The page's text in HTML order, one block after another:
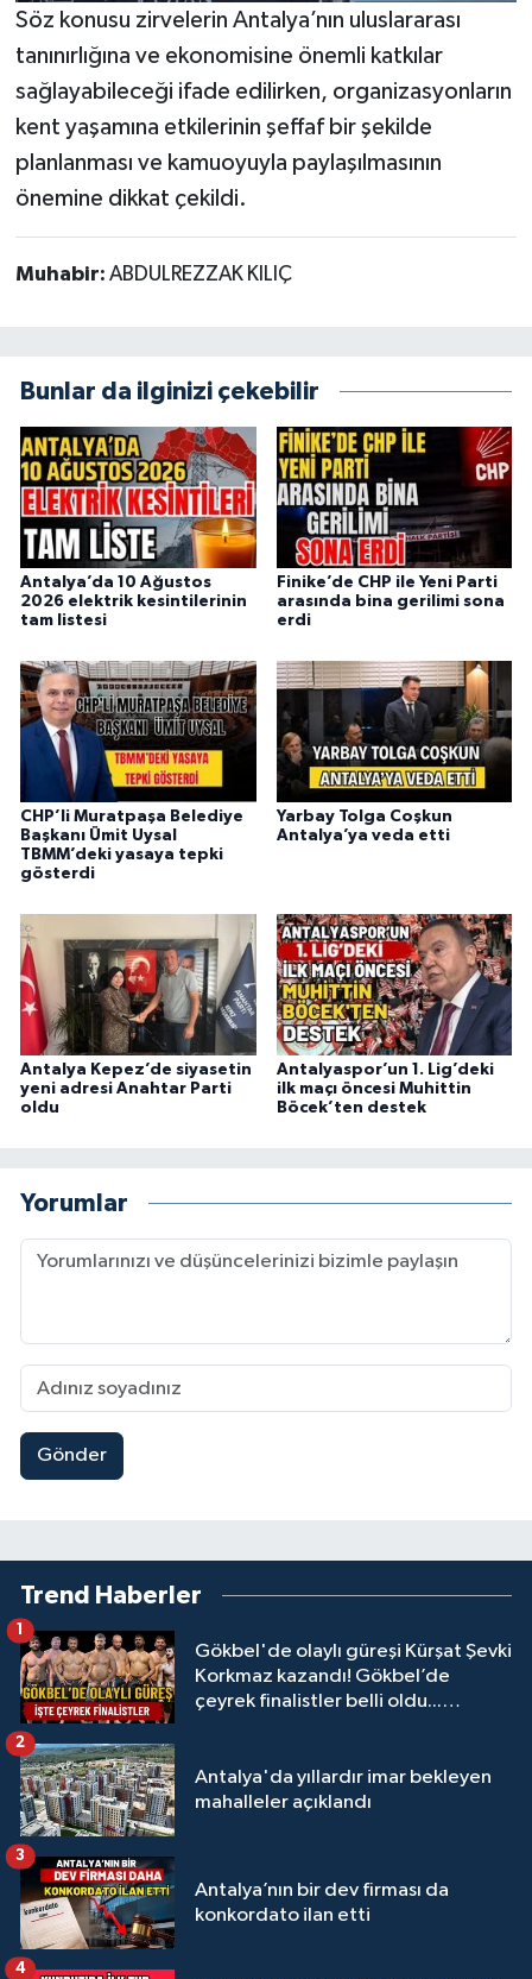
Söz konusu zirvelerin Antalya’nın uluslararası
tanınırlığına ve ekonomisine önemli katkılar
sağlayabileceği ifade edilirken, organizasyonların
kent yaşamına etkilerinin şeffaf bir şekilde
planlanması ve kamuoyuyla paylaşılmasının
önemine dikkat çekildi.
Muhabir: ABDULREZZAK KILIÇ
Bunlar da ilginizi çekebilir
Antalya’da 10 Ağustos
2026 elektrik kesintilerinin
tam listesi
Finike’de CHP ile Yeni Parti
arasında bina gerilimi sona
erdi
CHP’li Muratpaşa Belediye
Başkanı Ümit Uysal
TBMM’deki yasaya tepki
gösterdi
Yarbay Tolga Coşkun
Antalya’ya veda etti
Antalya Kepez’de siyasetin
yeni adresi Anahtar Parti
oldu
Antalyaspor’un 1. Lig’deki
ilk maçı öncesi Muhittin
Böcek’ten destek
Yorumlar
Gönder
Trend Haberler
Gökbel'de olaylı güreşi Kürşat Şevki
Korkmaz kazandı! Gökbel’de
çeyrek finalistler belli oldu...
1
Antalya'da yıllardır imar bekleyen
mahalleler açıklandı
2
Antalya’nın bir dev firması da
konkordato ilan etti
3
4